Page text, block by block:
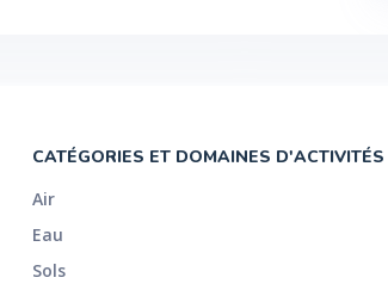
CATÉGORIES ET DOMAINES D'ACTIVITÉS
Air
Eau
Sols